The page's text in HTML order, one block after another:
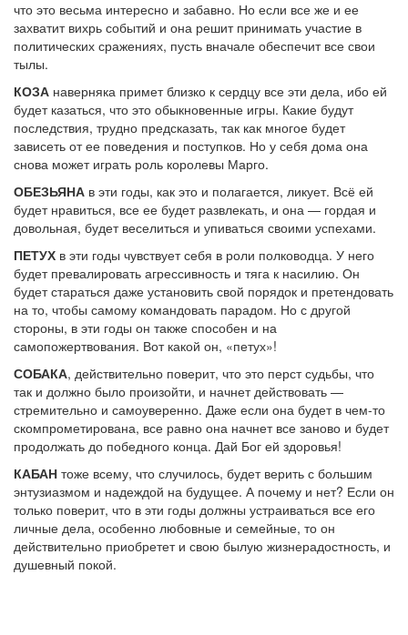
что это весьма интересно и забавно. Но если все же и ее
захватит вихрь событий и она решит принимать участие в
политических сражениях, пусть вначале обеспечит все свои
тылы.
КОЗА наверняка примет близко к сердцу все эти дела, ибо ей
будет казаться, что это обыкновенные игры. Какие будут
последствия, трудно предсказать, так как многое будет
зависеть от ее поведения и поступков. Но у себя дома она
снова может играть роль королевы Марго.
ОБЕЗЬЯНА в эти годы, как это и полагается, ликует. Всё ей
будет нравиться, все ее будет развлекать, и она — гордая и
довольная, будет веселиться и упиваться своими успехами.
ПЕТУХ в эти годы чувствует себя в роли полководца. У него
будет превалировать агрессивность и тяга к насилию. Он
будет стараться даже установить свой порядок и претендовать
на то, чтобы самому командовать парадом. Но с другой
стороны, в эти годы он также способен и на
самопожертвования. Вот какой он, «петух»!
СОБАКА, действительно поверит, что это перст судьбы, что
так и должно было произойти, и начнет действовать —
стремительно и самоуверенно. Даже если она будет в чем-то
скомпрометирована, все равно она начнет все заново и будет
продолжать до победного конца. Дай Бог ей здоровья!
КАБАН тоже всему, что случилось, будет верить с большим
энтузиазмом и надеждой на будущее. А почему и нет? Если он
только поверит, что в эти годы должны устраиваться все его
личные дела, особенно любовные и семейные, то он
действительно приобретет и свою былую жизнерадостность, и
душевный покой.